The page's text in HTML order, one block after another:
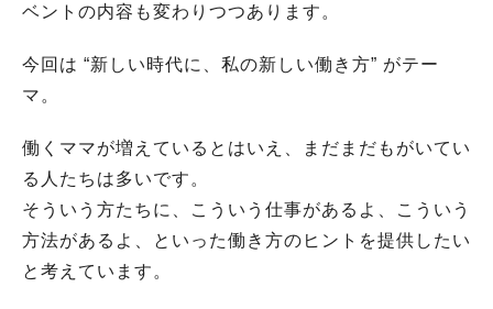
ベントの内容も変わりつつあります。
今回は “新しい時代に、私の新しい働き方” がテー
マ。
働くママが増えているとはいえ、まだまだもがいてい
る人たちは多いです。
そういう方たちに、こういう仕事があるよ、こういう
方法があるよ、といった働き方のヒントを提供したい
と考えています。